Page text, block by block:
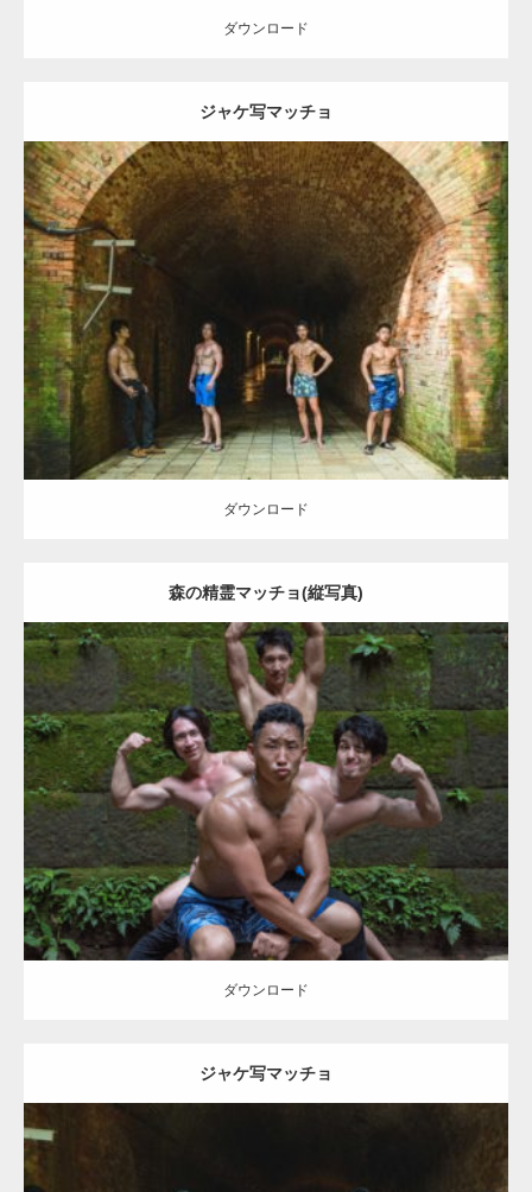
ダウンロード
ジャケ写マッチョ
Category:森のマッチョ 外資系筋肉
AKIHITO(細マッ
ダウンロード
ダウンロード
森の精霊マッチョ(縦写真)
Update:2023.09.6
Category:森のマッチョ inoriAKIHITO(細マッチョ) SOSUKE 外資系
筋肉
ダウンロード
ダウンロード
ジャケ写マッチョ
【YouTube】マッチョフリー素材メンバーが
ギネス世界記録…
【TV】TBS番組「ひるおび」にてマッスルプ